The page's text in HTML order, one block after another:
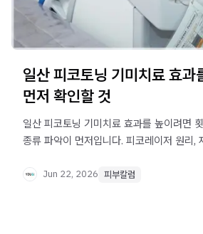
일산 피코토닝 기미치료 효과
먼저 확인할 것
일산 피코토닝 기미치료 효과를 높이려면
종류 파악이 먼저입니다. 피코레이저 원리,
Jun 22, 2026 피부칼럼